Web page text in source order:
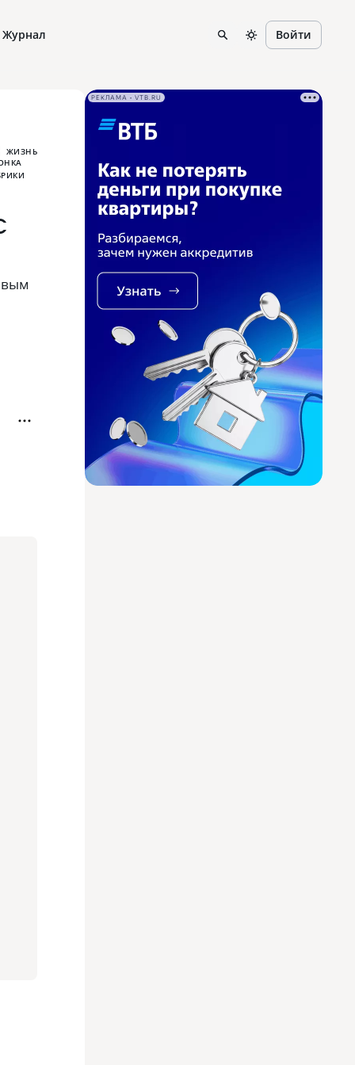
Журнал Войти
ЖИЗНЬ
РЕКЛАМА • VTB.RU